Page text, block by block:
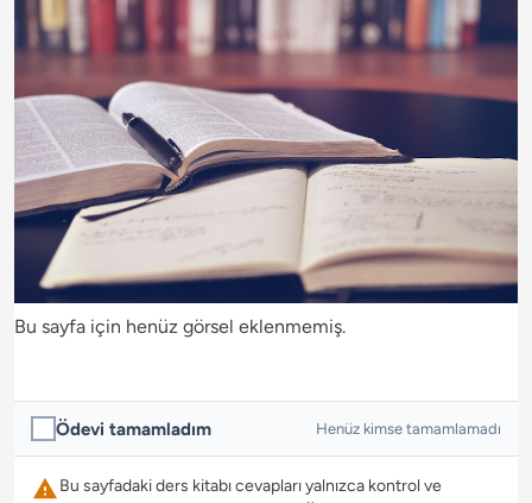
Bu sayfa için henüz görsel eklenmemiş.
Ödevi tamamladım Henüz kimse tamamlamadı
Bu sayfadaki ders kitabı cevapları yalnızca kontrol ve